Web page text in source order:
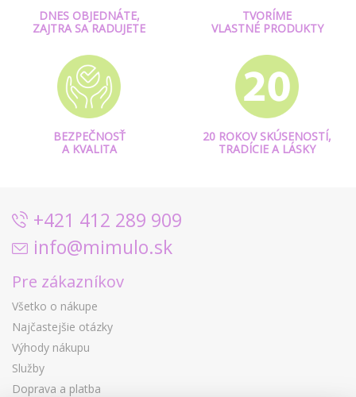
DNES OBJEDNÁTE,
ZAJTRA SA RADUJETE
TVORÍME
VLASTNÉ PRODUKTY
BEZPEČNOSŤ
A KVALITA
20 ROKOV SKÚSENOSTÍ,
TRADÍCIE A LÁSKY
+421 412 289 909
info@mimulo.sk
Pre zákazníkov
Všetko o nákupe
Najčastejšie otázky
Výhody nákupu
Služby
Doprava a platba